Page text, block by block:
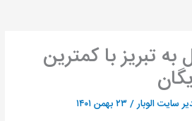
تبریز با کمترین
سایت الوبار/۲۳ بهمن ۱۴۰۱